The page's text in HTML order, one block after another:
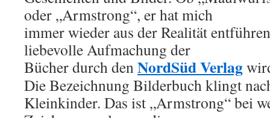
oder „Armstrong“, er hat mich
immer wieder aus der Realität
liebevolle Aufmachung der
Bücher durch denNordSüd Verlag
Die Bezeichnung Bilderbuch klingt
Kleinkinder. Das ist „Armstrong“ bei